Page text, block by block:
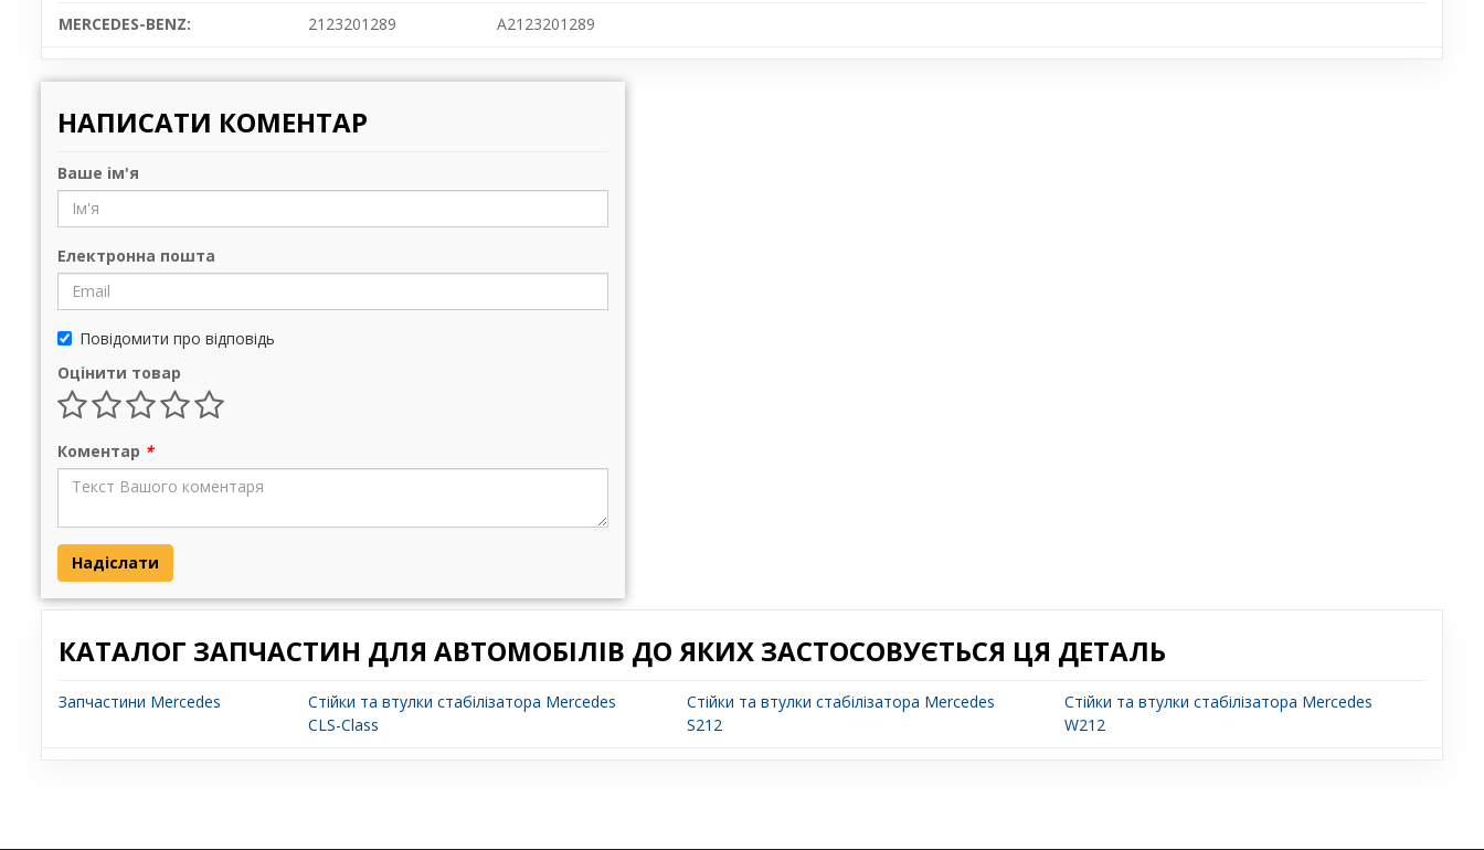
MERCEDES-BENZ: 2123201289 A2123201289
НАПИСАТИ КОМЕНТАР
Ваше ім'я
Електронна пошта
Повідомити про відповідь
Оцінити товар
Коментар *
Надіслати
КАТАЛОГ ЗАПЧАСТИН ДЛЯ АВТОМОБІЛІВ ДО ЯКИХ ЗАСТОСОВУЄТЬСЯ ЦЯ ДЕТАЛЬ
Запчастини Mercedes
Стійки та втулки стабілізатора Mercedes
CLS-Class
Стійки та втулки стабілізатора Mercedes
S212
Стійки та втулки стабілізатора Mercedes
W212